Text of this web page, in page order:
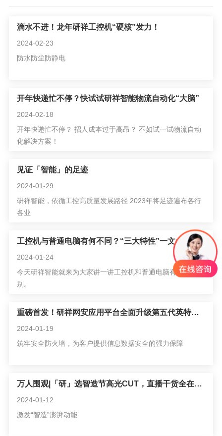
滴水不进！龙年研祥工控机“硬核”发力！
2024-02-23
防水防尘防静电
开年快递忙不停？快试试研祥智能物流自动化“大脑”
2024-02-18
开年快递忙不停？ 招人成本过于高昂？ 不如试一试物流自动
化解决方案！
见证「智能」的足迹
2024-01-29
研祥智能，依循工控高质量发展路径 2023年将足迹遍布各行
各业
工控机与普通电脑有何不同？“三大特性”一文get！
2024-01-24
今天研祥智能就来为大家讲一讲工控机和普通电脑有哪些区
别。
重磅首发！研祥网安应用平台全面升级第五代英特尔®至强®
2024-01-19
筑牢安全防火墙，为客户提供信息数据安全的强力保障
万人围观|「研」选智造节高光CUT，直播干货全在这！
2024-01-12
激发“智造”澎湃动能